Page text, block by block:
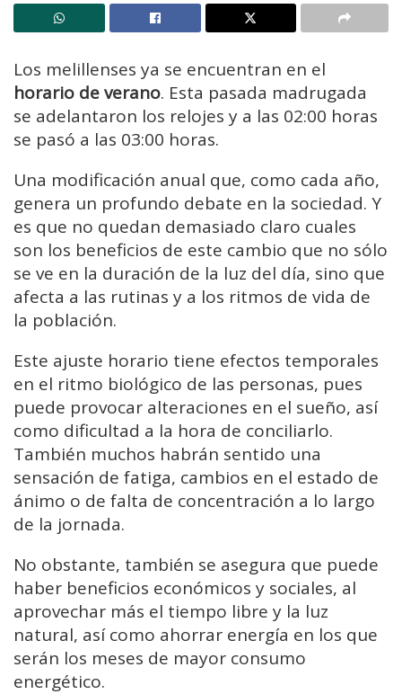
Los melillenses ya se encuentran en el
horario de verano. Esta pasada madrugada
se adelantaron los relojes y a las 02:00 horas
se pasó a las 03:00 horas.
Una modificación anual que, como cada año,
genera un profundo debate en la sociedad. Y
es que no quedan demasiado claro cuales
son los beneficios de este cambio que no sólo
se ve en la duración de la luz del día, sino que
afecta a las rutinas y a los ritmos de vida de
la población.
Este ajuste horario tiene efectos temporales
en el ritmo biológico de las personas, pues
puede provocar alteraciones en el sueño, así
como dificultad a la hora de conciliarlo.
También muchos habrán sentido una
sensación de fatiga, cambios en el estado de
ánimo o de falta de concentración a lo largo
de la jornada.
No obstante, también se asegura que puede
haber beneficios económicos y sociales, al
aprovechar más el tiempo libre y la luz
natural, así como ahorrar energía en los que
serán los meses de mayor consumo
energético.